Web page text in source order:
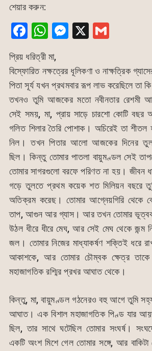
শেয়ার করুন:
F
a
c
e
b
o
o
k
W
at
s
A
p
p
M
s
s
e
n
g
er
X G
ai
l
প্রিয় ধরিত্রী মা,
বিস্ফোরিত নক্ষত্রের ধূলিকণা ও নাক্ষত্রিক
পিতা সূর্য যখন প্রথমবার রূপ লাভ করেছিলে তা
তখনও তুমি আজকের মতো নবীনতার রেশমী
সেই সময়, মা, প্রায় সাড়ে চারশো কোটি বছর
গলিত শিলার তৈরি পোশাক। অচিরেই তা
নিল। তখন পিতার আলো আজকের দিনের
ছিল। কিন্তু তোমার পাতলা বায়ুমণ্ডল সেই
তোমার সাগরগুলো বরফে পরিণত না হয়। জীবন
গড়ে তুলতে প্রথম কয়েক শত মিলিয়ন বছরে
অতিক্রম করেছ। তোমার আগ্নেয়গিরি থেকে
তাপ, আগুন আর গ্যাস। আর তখন তোমার ভূত্বক
উঠল ধীরে ধীরে মেঘ, আর সেই মেঘ থেকে জন্ম
জল। তোমার নিজের মাধ্যাকর্ষণ শক্তিই ধরে
আকাশকে, আর তোমার চৌম্বক ক্ষেত্র তাকে
মহাজাগতিক রশ্মির প্রখর আঘাত থেকে।
কিন্তু, মা, বায়ুমণ্ডল গঠনেরও বহু আগে তুমি
আঘাত। এক বিশাল মহাজাগতিক পিণ্ড যার
ছিল, তার সাথে ঘটেছিল তোমার সংঘর্ষ।
একটি অংশ মিশে গেল তোমার সঙ্গে, আর